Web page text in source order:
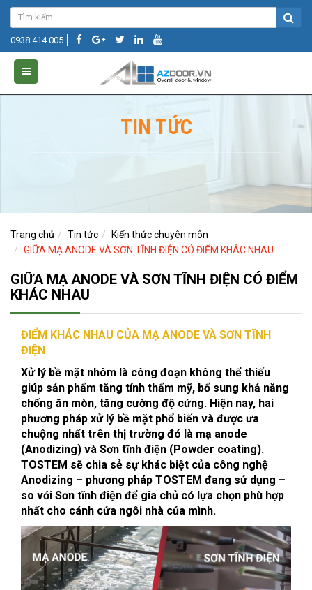
0938 414 005
TIN TỨC
Trang chủ Tin tức
Kiến thức chuyên môn
GIỮA MẠ ANODE VÀ SƠN TĨNH ĐIỆN CÓ ĐIỂM KHÁC NHAU
GIỮA MẠ ANODE VÀ SƠN TĨNH ĐIỆN CÓ ĐIỂM
KHÁC NHAU
ĐIỂM KHÁC NHAU CỦA MẠ ANODE VÀ SƠN TĨNH
ĐIỆN
Xử lý bề mặt nhôm là công đoạn không thể thiếu
giúp sản phẩm tăng tính thẩm mỹ, bổ sung khả năng
chống ăn mòn, tăng cường độ cứng. Hiện nay, hai
phương pháp xử lý bề mặt phổ biến và được ưa
chuộng nhất trên thị trường đó là mạ anode
(Anodizing) và Sơn tĩnh điện (Powder coating).
TOSTEM sẽ chia sẻ sự khác biệt của công nghệ
Anodizing – phương pháp TOSTEM đang sử dụng –
so với Sơn tĩnh điện để gia chủ có lựa chọn phù hợp
nhất cho cánh cửa ngôi nhà của mình.